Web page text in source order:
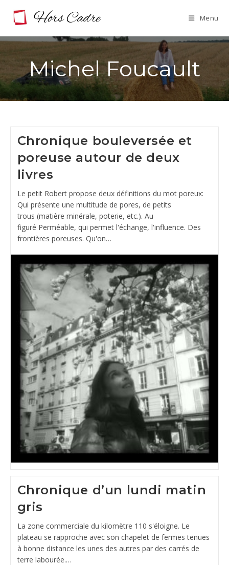
Menu
Michel Foucault
Chronique bouleversée et
poreuse autour de deux
livres
Le petit Robert propose deux définitions du mot poreux:
Qui présente une multitude de pores, de petits
trous (matière minérale, poterie, etc.). Au
figuré Perméable, qui permet l'échange, l'influence. Des
frontières poreuses. Qu'on…
Chronique d’un lundi matin
gris
La zone commerciale du kilomètre 110 s'éloigne. Le
plateau se rapproche avec son chapelet de fermes tenues
à bonne distance les unes des autres par des carrés de
terre labourée.…